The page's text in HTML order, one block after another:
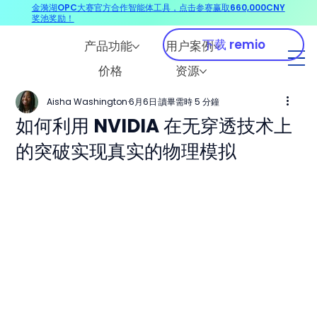
产品功能
用户案例
价格
资源
下载 remio
如何利用 NVIDIA 在无穿透技术上
的突破实现真实的物理模拟
Aisha Washington 6月6日 讀畢需時 5 分鐘
金漪湖OPC大赛官方合作智能体工具，点击参赛赢取660,000CNY
奖池奖励！